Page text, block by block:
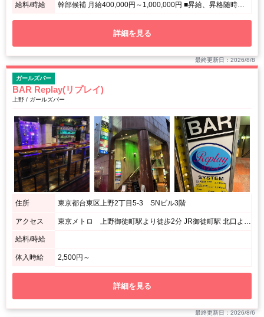
給料/時給 幹部候補 月給400,000円～1,000,000円 ■昇給、昇格随時！ ■日払いOK！ ※月給100万円以上も可能！ ホール(社員) 月給300,000円～500,000円 ■昇給、昇格随時！
詳細を見る
最終更新日：2026/8/8
ガールズバー
BAR Replay(リプレイ)
上野 / ガールズバー
住所 東京都台東区上野2丁目5-3 SNビル3階
アクセス 東京メトロ 上野御徒町駅より徒歩2分 JR御徒町駅 北口より徒歩4分 JR上野駅 不忍口より徒歩7分
給料/時給
体入時給 2,500円～
詳細を見る
最終更新日：2026/8/6